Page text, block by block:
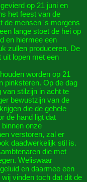
op 21 juni en
het feest van de
de mensen 's morgens
lange stoet de hei op
en hiermee een
zullen produceren. De
lopen met een
worden op 21
pinksteren. Op de dag
van stilzijn in acht te
bewustzijn van de
die de gehele
de hand ligt dat
onze
verstoren, zal er
daadwerkelijk stil is.
die met
Weliswaar
en daarmee een
vinden toch dat dit de